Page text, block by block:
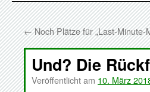
←Noch Plätze für „Last-Minute-
Und? Die
Veröffentlicht am 10. März